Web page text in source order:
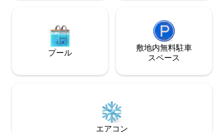
プール
敷地内無料駐⁠車
ス⁠ペ⁠ー⁠ス
エアコン